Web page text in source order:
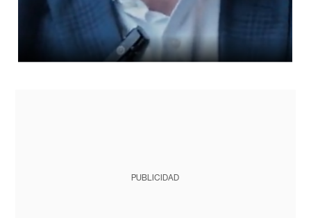
PUBLICIDAD